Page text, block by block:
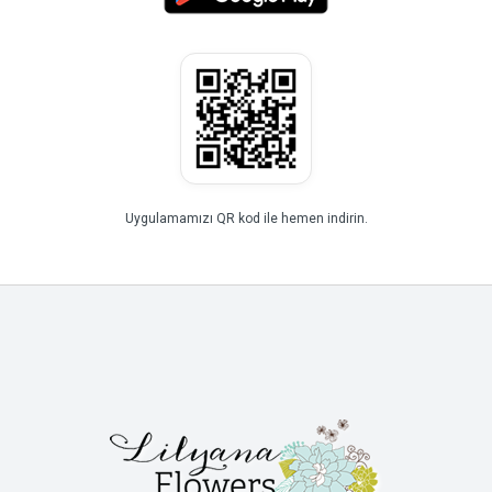
Uygulamamızı QR kod ile hemen indirin.